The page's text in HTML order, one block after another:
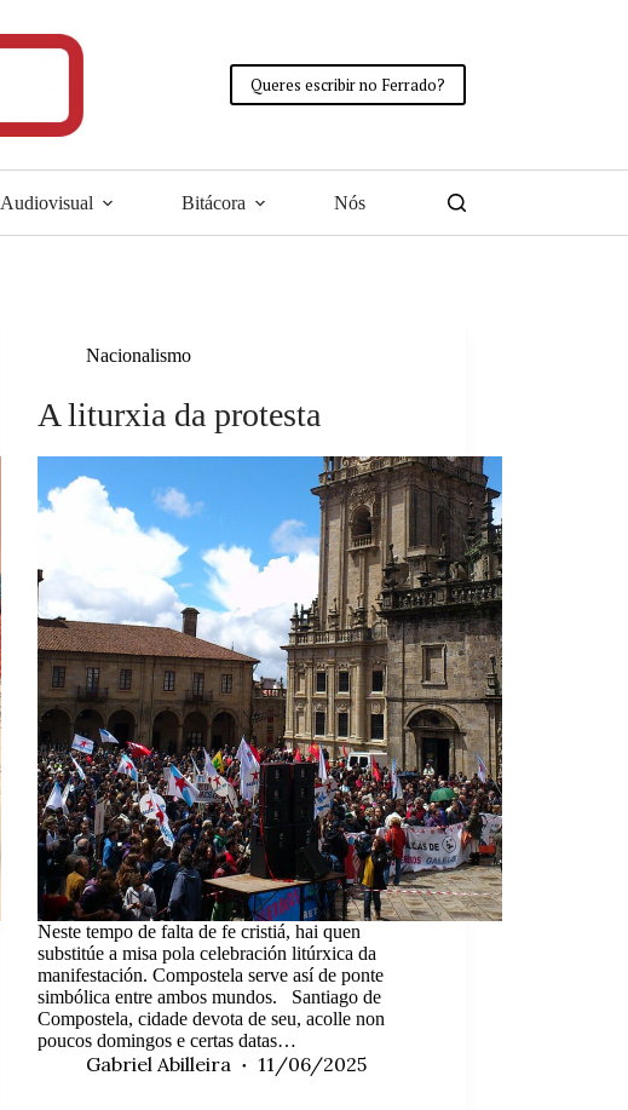
Queres escribir no Ferrado?
Audiovisual Bitácora Nós
Nacionalismo
A liturxia da protesta
Neste tempo de falta de fe cristiá, hai quen
substitúe a misa pola celebración litúrxica da
manifestación. Compostela serve así de ponte
simbólica entre ambos mundos. Santiago de
Compostela, cidade devota de seu, acolle non
poucos domingos e certas datas…
Gabriel Abilleira 11/06/2025